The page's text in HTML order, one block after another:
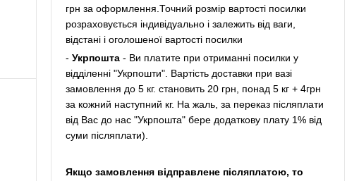
грн за оформлення.Точний розмір вартості посилки
розраховується індивідуально і залежить від ваги,
відстані і оголошеної вартості посилки
- Укрпошта- Ви платите при отриманні посилки у
відділенні "Укрпошти". Вартість доставки при вазі
замовлення до 5 кг. становить 20 грн, понад 5 кг + 4грн
за кожний наступний кг. На жаль, за переказ післяплати
від Вас до нас "Укрпошта" бере додаткову плату 1% від
суми післяплати).
Якщо замовлення відправлене післяплатою, то